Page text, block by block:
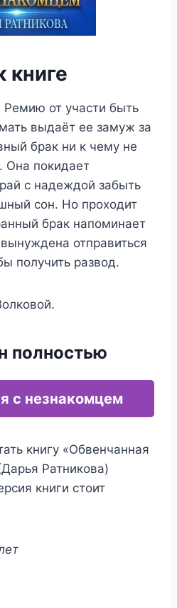
книге
от участи быть
выдаёт ее замуж за
брак ни к чему не
Она покидает
с надеждой забыть
сон. Но проходит
брак напоминает
отправиться
получить развод.
полностью
с незнакомцем
книгу «Обвенчанная
Ратникова)
книги стоит